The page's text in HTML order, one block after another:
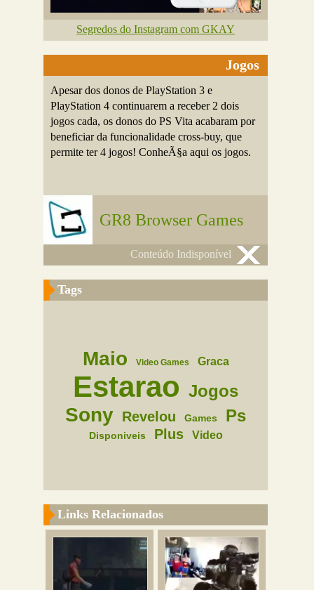
Segredos do Instagram com GKAY
Jogos
Apesar dos donos de PlayStation 3 e
PlayStation 4 continuarem a receber 2 dois
jogos cada, os donos do PS Vita acabaram por
beneficiar da funcionalidade cross-buy, que
permite ter 4 jogos! ConheÃ§a aqui os jogos.
GR8 Browser Games
Conteúdo Indisponível
Tags
Maio Video Games Graca
Estarao Jogos
Sony Revelou Games Ps
Disponiveis Plus Video
Links Relacionados